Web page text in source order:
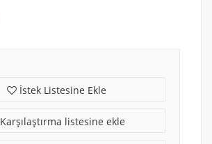
İstek Listesine Ekle
Karşılaştırma listesine ekle